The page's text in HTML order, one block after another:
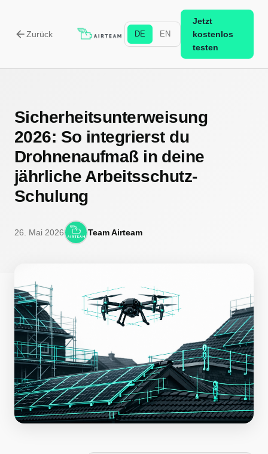
arrow_backZurück DE EN
Jetzt
kostenlos
testen
Sicherheitsunterweisung
2026: So integrierst du
Drohnenaufmaß in deine
jährliche Arbeitsschutz-
Schulung
26. Mai 2026 Team Airteam